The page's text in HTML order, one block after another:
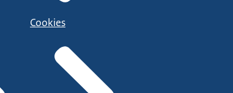
Cookies